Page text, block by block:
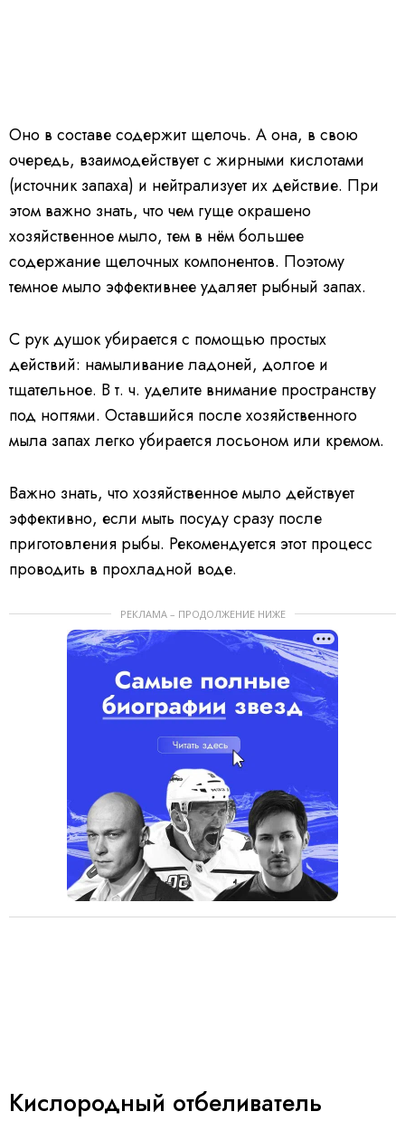
Оно в составе содержит щелочь. А она, в свою
очередь, взаимодействует с жирными кислотами
(источник запаха) и нейтрализует их действие. При
этом важно знать, что чем гуще окрашено
хозяйственное мыло, тем в нём большее
содержание щелочных компонентов. Поэтому
темное мыло эффективнее удаляет рыбный запах.
С рук душок убирается с помощью простых
действий: намыливание ладоней, долгое и
тщательное. В т. ч. уделите внимание пространству
под ногтями. Оставшийся после хозяйственного
мыла запах легко убирается лосьоном или кремом.
Важно знать, что хозяйственное мыло действует
эффективно, если мыть посуду сразу после
приготовления рыбы. Рекомендуется этот процесс
проводить в прохладной воде.
РЕКЛАМА – ПРОДОЛЖЕНИЕ НИЖЕ
Кислородный отбеливатель